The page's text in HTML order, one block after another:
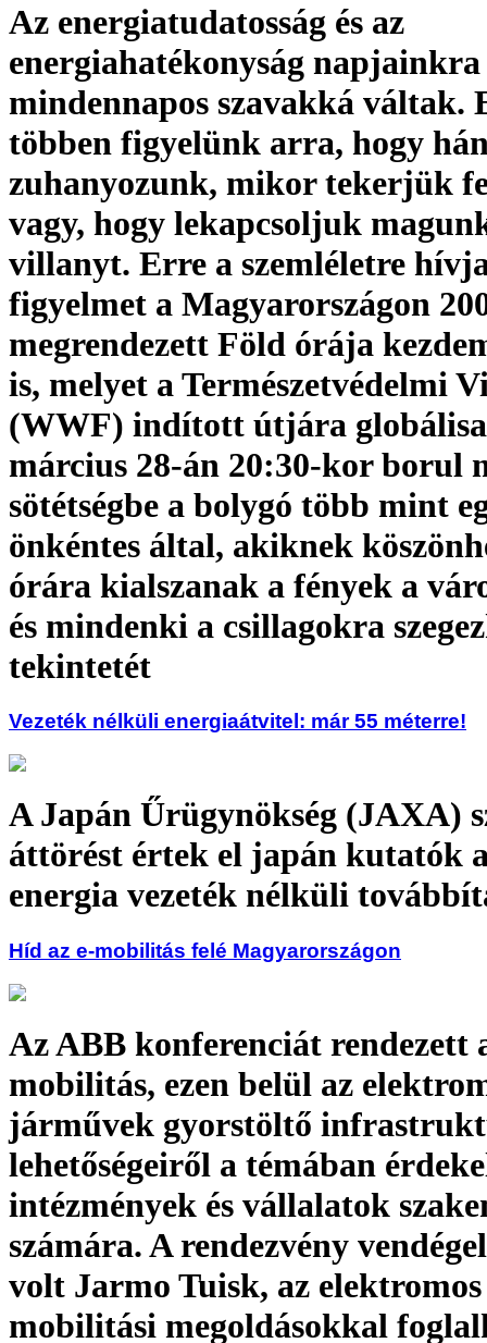
Az energiatudatosság és az
energiahatékonyság napjainkra
mindennapos szavakká váltak.
többen figyelünk arra, hogy
zuhanyozunk, mikor tekerjük
vagy, hogy lekapcsoljuk
villanyt. Erre a szemléletre
figyelmet a Magyarországon
megrendezett Föld órája
is, melyet a Természetvédelmi
(WWF) indított útjára
március 28-án 20:30-kor borul
sötétségbe a bolygó több mint
önkéntes által, akiknek
órára kialszanak a fények a
és mindenki a csillagokra
tekintetét
Vezeték nélküli energiaátvitel: már 55 méterre!
A Japán Űrügynökség (JAXA)
áttörést értek el japán kutatók
energia vezeték nélküli
Híd az e-mobilitás felé Magyarországon
Az ABB konferenciát rendezett
mobilitás, ezen belül az
járművek gyorstöltő
lehetőségeiről a témában
intézmények és vállalatok
számára. A rendezvény
volt Jarmo Tuisk, az elektromos
mobilitási megoldásokkal